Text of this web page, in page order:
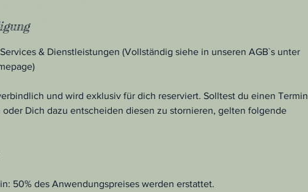
& Dienstleistungen (Vollständig siehe in unseren AGB`s unter
und wird exklusiv für dich reserviert. Solltest du einen Termin
Dich dazu entscheiden diesen zu stornieren, gelten folgende
50% des Anwendungspreises werden erstattet.